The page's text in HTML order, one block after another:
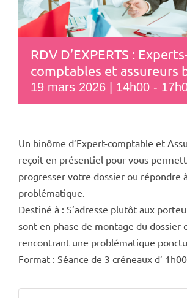
RDV D’EXPERTS :
comptables et assureurs
19 mars 2026 | 14h00 -
Un binôme d’Expert-comptable et
reçoit en présentiel pour vous
progresser votre dossier ou répondre
problématique.
Destiné à : S’adresse plutôt aux
sont en phase de montage du dossier
rencontrant une problématique
Format : Séance de 3 créneaux d’